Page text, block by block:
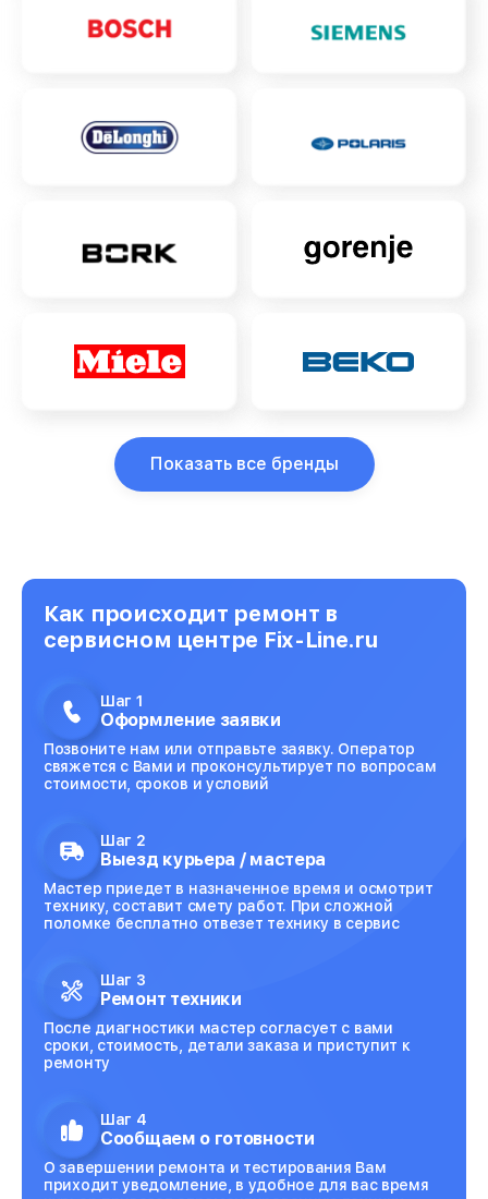
Показать все бренды
Как происходит ремонт в
сервисном центре Fix-Line.ru
Шаг 1
Оформление заявки
Позвоните нам или отправьте заявку. Оператор
свяжется с Вами и проконсультирует по вопросам
стоимости, сроков и условий
Шаг 2
Выезд курьера / мастера
Мастер приедет в назначенное время и осмотрит
технику, составит смету работ. При сложной
поломке бесплатно отвезет технику в сервис
Шаг 3
Ремонт техники
После диагностики мастер согласует с вами
сроки, стоимость, детали заказа и приступит к
ремонту
Шаг 4
Сообщаем о готовности
О завершении ремонта и тестирования Вам
приходит уведомление, в удобное для вас время